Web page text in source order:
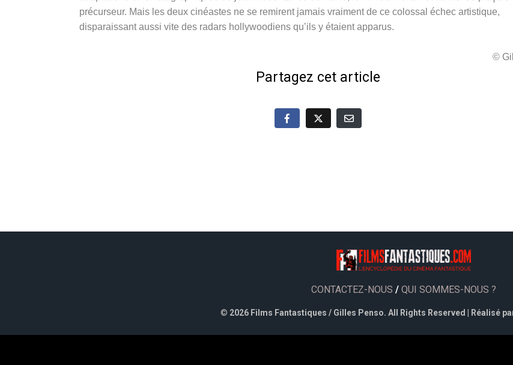
précurseur. Mais les deux cinéastes ne se remirent jamais vraiment de ce colossal échec artistique,
disparaissant aussi vite des radars hollywoodiens qu’ils y étaient apparus.
©
Partagez cet article
CONTACTEZ-NOUS / QUI SOMMES-NOUS ?
© 2026 Films Fantastiques / Gilles Penso. All Rights Reserved | Réalisé